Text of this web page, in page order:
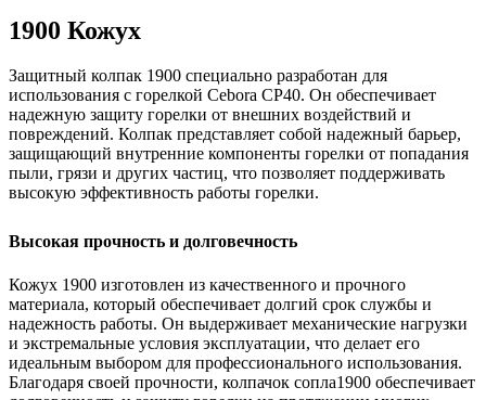
1900 Кожух
Защитный колпак 1900 специально разработан для
использования с горелкой Cebora CP40. Он обеспечивает
надежную защиту горелки от внешних воздействий и
повреждений. Колпак представляет собой надежный барьер,
защищающий внутренние компоненты горелки от попадания
пыли, грязи и других частиц, что позволяет поддерживать
высокую эффективность работы горелки.
Высокая прочность и долговечность
Кожух 1900 изготовлен из качественного и прочного
материала, который обеспечивает долгий срок службы и
надежность работы. Он выдерживает механические нагрузки
и экстремальные условия эксплуатации, что делает его
идеальным выбором для профессионального использования.
Благодаря своей прочности, колпачок сопла1900 обеспечивает